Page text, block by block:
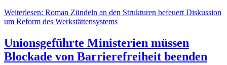
Weiterlesen: Roman Zündeln an den Strukturen befeuert Diskussion
um Reform des Werkstättensystems
Unionsgeführte Ministerien müssen
Blockade von Barrierefreiheit beenden